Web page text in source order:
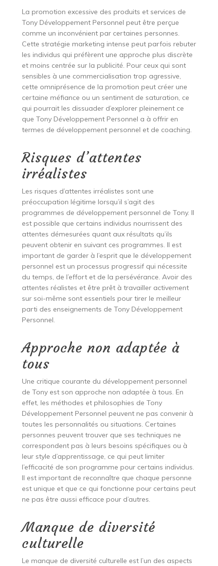
La promotion excessive des produits et services de
Tony Développement Personnel peut être perçue
comme un inconvénient par certaines personnes.
Cette stratégie marketing intense peut parfois rebuter
les individus qui préfèrent une approche plus discrète
et moins centrée sur la publicité. Pour ceux qui sont
sensibles à une commercialisation trop agressive,
cette omniprésence de la promotion peut créer une
certaine méfiance ou un sentiment de saturation, ce
qui pourrait les dissuader d’explorer pleinement ce
que Tony Développement Personnel a à offrir en
termes de développement personnel et de coaching.
Risques d’attentes
irréalistes
Les risques d’attentes irréalistes sont une
préoccupation légitime lorsqu’il s’agit des
programmes de développement personnel de Tony. Il
est possible que certains individus nourrissent des
attentes démesurées quant aux résultats qu’ils
peuvent obtenir en suivant ces programmes. Il est
important de garder à l’esprit que le développement
personnel est un processus progressif qui nécessite
du temps, de l’effort et de la persévérance. Avoir des
attentes réalistes et être prêt à travailler activement
sur soi-même sont essentiels pour tirer le meilleur
parti des enseignements de Tony Développement
Personnel.
Approche non adaptée à
tous
Une critique courante du développement personnel
de Tony est son approche non adaptée à tous. En
effet, les méthodes et philosophies de Tony
Développement Personnel peuvent ne pas convenir à
toutes les personnalités ou situations. Certaines
personnes peuvent trouver que ses techniques ne
correspondent pas à leurs besoins spécifiques ou à
leur style d’apprentissage, ce qui peut limiter
l’efficacité de son programme pour certains individus.
Il est important de reconnaître que chaque personne
est unique et que ce qui fonctionne pour certains peut
ne pas être aussi efficace pour d’autres.
Manque de diversité
culturelle
Le manque de diversité culturelle est l’un des aspects